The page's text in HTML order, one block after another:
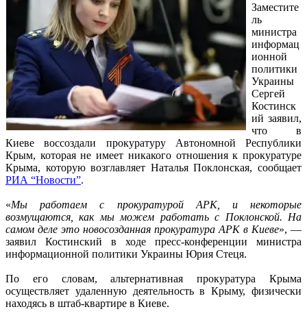
Заместите
ль
министра
информац
ионной
политики
Украины
Сергей
Костинск
ий заявил,
что в
Киеве воссоздали прокуратуру Автономной Республики
Крым, которая не имеет никакого отношения к прокуратуре
Крыма, которую возглавляет Наталья Поклонская, сообщает
РИА “Новости”.
«Мы работаем с прокуратурой АРК, и некоторые
возмущаются, как мы можем работать с Поклонской. На
самом деле это новосозданная прокуратура АРК в Киеве», —
заявил Костинский в ходе пресс-конференции министра
информационной политики Украины Юрия Стеця.
По его словам, альтернативная прокуратура Крыма
осуществляет удаленную деятельность в Крыму, физически
находясь в штаб-квартире в Киеве.